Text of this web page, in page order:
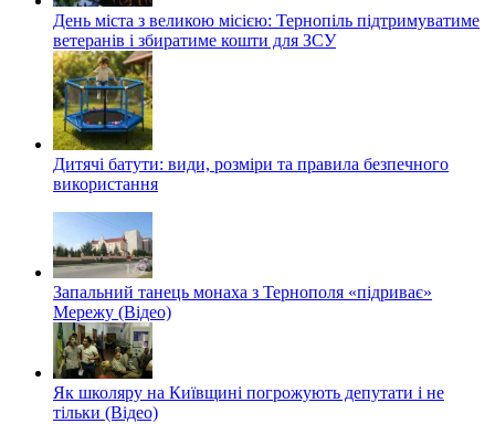
День міста з великою місією: Тернопіль підтримуватиме
ветеранів і збиратиме кошти для ЗСУ
Дитячі батути: види, розміри та правила безпечного
використання
Запальний танець монаха з Тернополя «підриває»
Мережу (Відео)
Як школяру на Київщині погрожують депутати і не
тільки (Відео)